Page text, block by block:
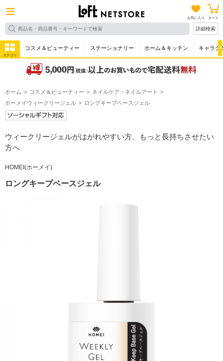
お気に入り カート
詳細検索
カテゴリ
コスメ＆ビューティー ステーショナリー ホーム＆キッチン キャラク
ホーム コスメ＆ビューティー
ネイルケア・ネイルアート
ホーメイウィークリージェル
ロングキープベースジェル
ウィークリージェルがはがれやすい方、もっと長持ちさせたい
方へ
HOMEI(ホーメイ)
ロングキープベースジェル